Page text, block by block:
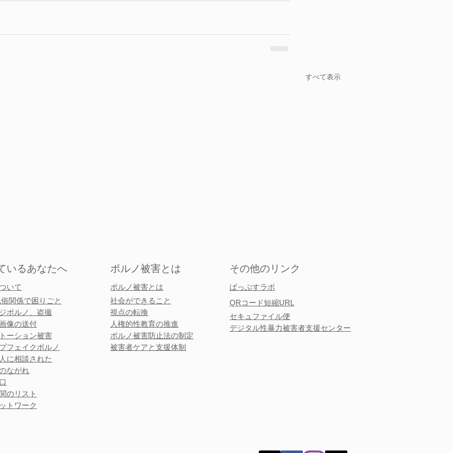
すべて表示
AIは性的画像被害支援をど
う変えるか
いるあなたへ
いて
関係で困りごと
ポルノ、盗撮
像の送付
ーション被害
フェイクポルノ
に相談された
ながれ
のリスト
トワーク
ポルノ被害とは
ポルノ被害とは
社会ができること
視点の転換
人権的性教育の推進
ポルノ被害防止法の制定
被害者ケアと支援体制
​その他のリンク
​​ぱっぷすラボ
QRコード短縮URL
セキュファイル便
デジタル性暴力被害者支援センター